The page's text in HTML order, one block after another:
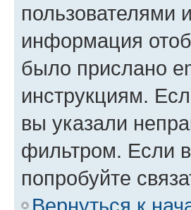
пользователями
информация
было прислано
инструкциям.
вы указали
фильтром. Если
попробуйте
Вернуться к